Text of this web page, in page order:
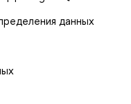
данных